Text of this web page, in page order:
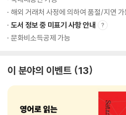
해외 거래처 사정에 의하여 품절/지연 가
도서 정보 중 미표기 사항 안내
문화비소득공제 가능
이 분야의 이벤트 13